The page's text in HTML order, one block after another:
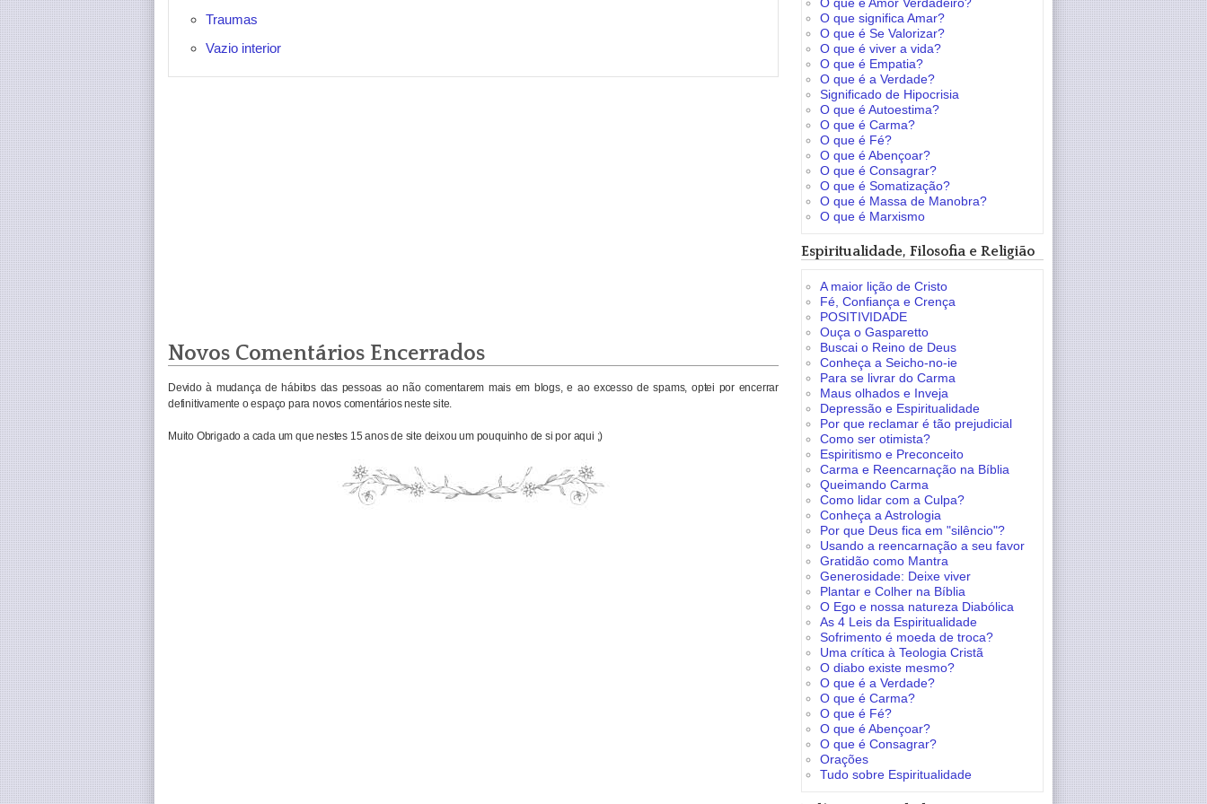
Traumas
Vazio interior
Novos Comentários Encerrados
Devido à mudança de hábitos das pessoas ao não comentarem mais em blogs, e ao excesso de spams, optei por encerrar
definitivamente o espaço para novos comentários neste site.
Muito Obrigado a cada um que nestes 15 anos de site deixou um pouquinho de si por aqui ;)
O que significa Amar?
O que é Se Valorizar?
O que é viver a vida?
O que é Empatia?
O que é a Verdade?
Significado de Hipocrisia
O que é Autoestima?
O que é Carma?
O que é Fé?
O que é Abençoar?
O que é Consagrar?
O que é Somatização?
O que é Massa de Manobra?
O que é Marxismo
Espiritualidade, Filosofia e Religião
A maior lição de Cristo
Fé, Confiança e Crença
POSITIVIDADE
Ouça o Gasparetto
Buscai o Reino de Deus
Conheça a Seicho-no-ie
Para se livrar do Carma
Maus olhados e Inveja
Depressão e Espiritualidade
Por que reclamar é tão prejudicial
Como ser otimista?
Espiritismo e Preconceito
Carma e Reencarnação na Bíblia
Queimando Carma
Como lidar com a Culpa?
Conheça a Astrologia
Por que Deus fica em "silêncio"?
Usando a reencarnação a seu favor
Gratidão como Mantra
Generosidade: Deixe viver
Plantar e Colher na Bíblia
O Ego e nossa natureza Diabólica
As 4 Leis da Espiritualidade
Sofrimento é moeda de troca?
Uma crítica à Teologia Cristã
O diabo existe mesmo?
O que é a Verdade?
O que é Carma?
O que é Fé?
O que é Abençoar?
O que é Consagrar?
Orações
Tudo sobre Espiritualidade